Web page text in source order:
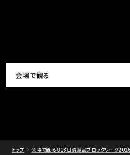
会場で観る
トップ 会場で観る U18日清食品ブロックリーグ2026